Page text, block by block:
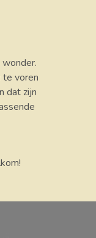
te voren
dat zijn